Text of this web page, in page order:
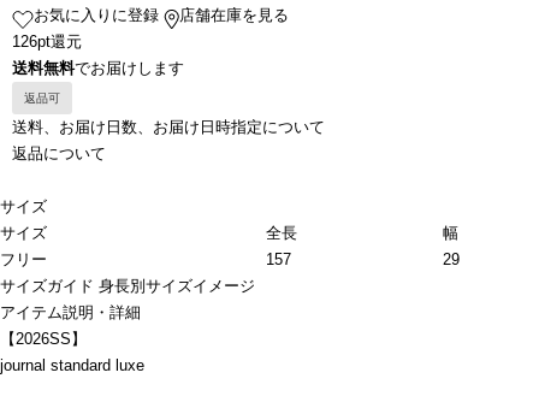
お気に入りに登録
店舗在庫を見る
126pt還元
送料無料でお届けします
返品可
送料、お届け日数、お届け日時指定について
返品について
サイズ
サイズ
全長
幅
フリー
157
29
サイズガイド 身長別サイズイメージ
アイテム説明・詳細
【2026SS】
journal standard luxe